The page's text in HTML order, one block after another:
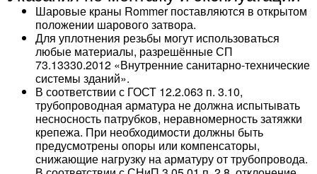
Шаровые краны Rommer поставляются в открытом
положении шарового затвора.
Для уплотнения резьбы могут использоваться
любые материалы, разрешённые СП
73.13330.2012 «Внутренние санитарно-технические
системы зданий».
В соответствии с ГОСТ 12.2.063 п. 3.10,
трубопроводная арматура не должна испытывать
несносность патрубков, неравномерность затяжки
крепежа. При необходимости должны быть
предусмотрены опоры или компенсаторы,
снижающие нагрузку на арматуру от трубопровода.